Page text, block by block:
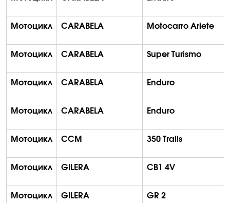
Мотоцикл CARABELA Motocarro Ariete
Мотоцикл CARABELA Super Turismo
Мотоцикл CARABELA Enduro
Мотоцикл CARABELA Enduro
Мотоцикл CCM 350 Trails
Мотоцикл GILERA CB1 4V
Мотоцикл GILERA GR 2